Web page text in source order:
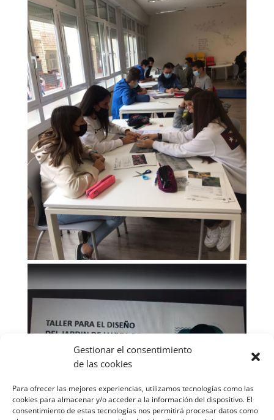
Gestionar el consentimiento
de las cookies
Para ofrecer las mejores experiencias, utilizamos tecnologías como las
cookies para almacenar y/o acceder a la información del dispositivo. El
consentimiento de estas tecnologías nos permitirá procesar datos como
Reproductor
de
vídeo